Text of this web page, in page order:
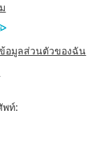
อมูลส่วนตัวของฉัน
พท์: